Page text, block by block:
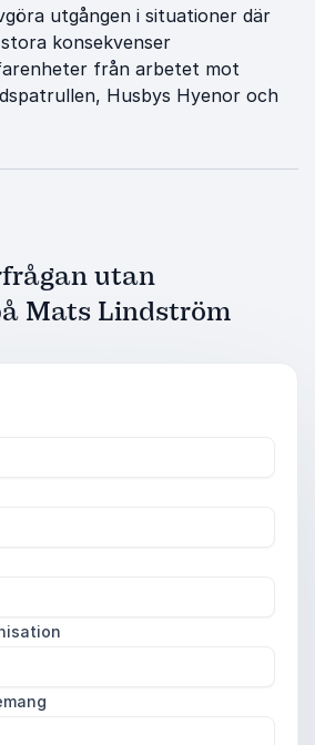
utgången i situationer där
konsekvenser
från arbetet mot
Husbys Hyenor och
utan
Mats Lindström